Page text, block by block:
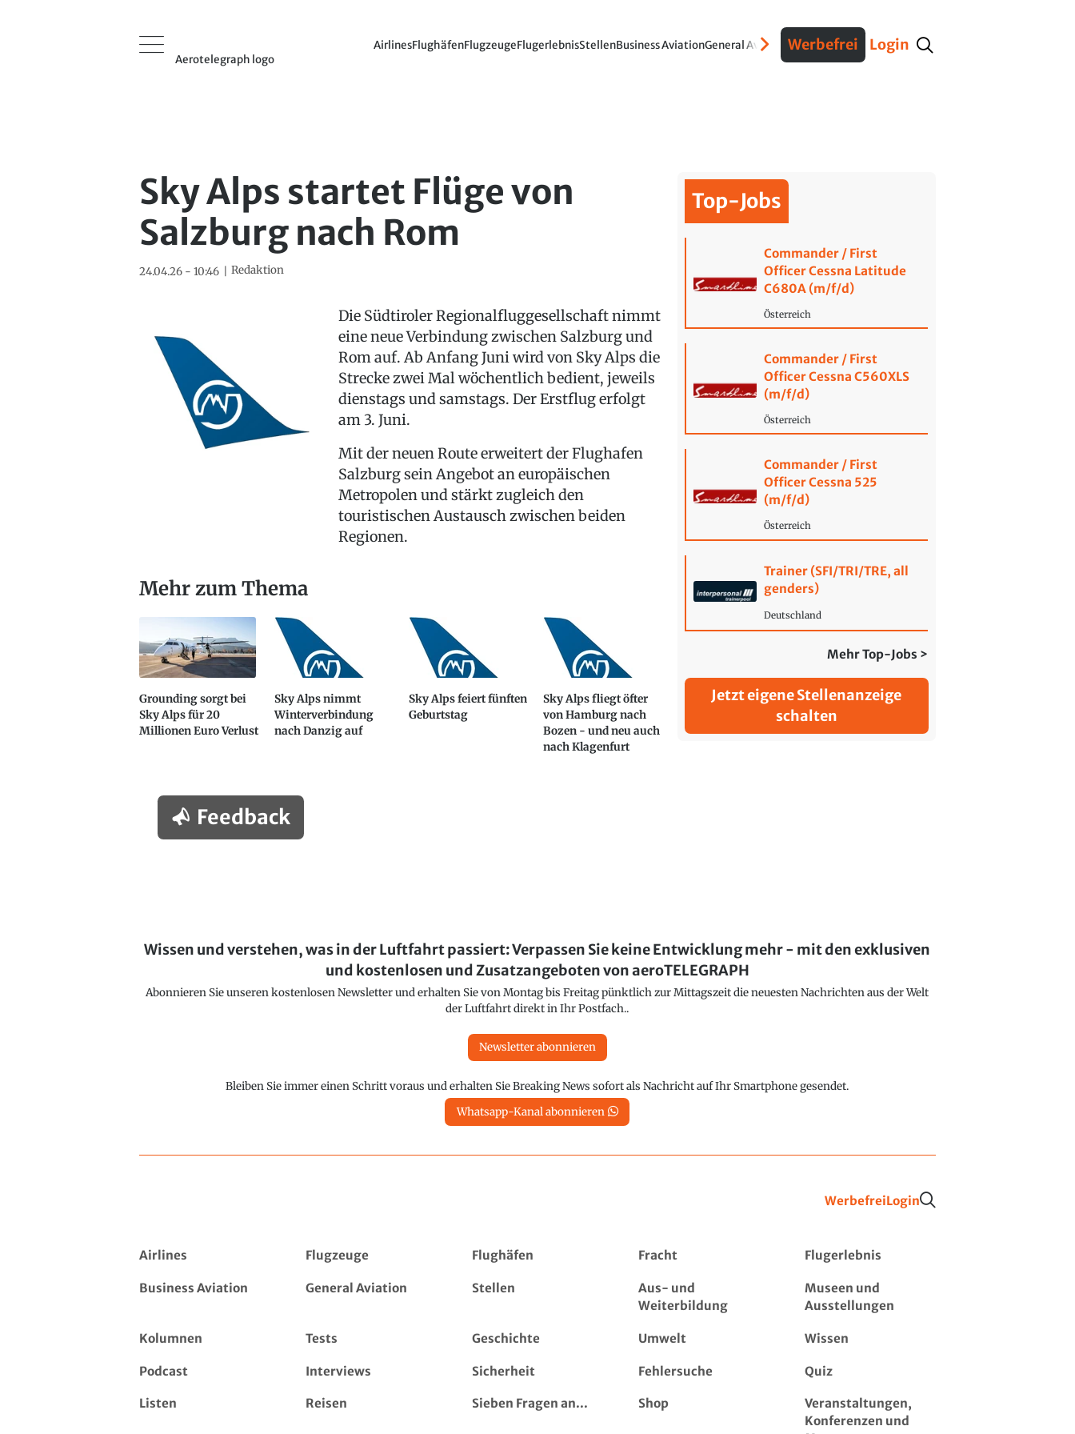
Aerotelegraph logo
AirlinesFlughäfenFlugzeugeFlugerlebnisStellenBusiness AviationGeneral AviationVerteidigungInterviews Fracht
Werbefrei Login
Sky Alps startet Flüge von
Salzburg nach Rom
24.04.26 - 10:46 Redaktion
Die Südtiroler Regionalfluggesellschaft nimmt
eine neue Verbindung zwischen Salzburg und
Rom auf. Ab Anfang Juni wird von Sky Alps die
Strecke zwei Mal wöchentlich bedient, jeweils
dienstags und samstags. Der Erstflug erfolgt
am 3. Juni.
Mit der neuen Route erweitert der Flughafen
Salzburg sein Angebot an europäischen
Metropolen und stärkt zugleich den
touristischen Austausch zwischen beiden
Regionen.
Mehr zum Thema
Grounding sorgt bei
Sky Alps für 20
Millionen Euro Verlust
Sky Alps nimmt
Winterverbindung
nach Danzig auf
Sky Alps feiert fünften
Geburtstag
Sky Alps fliegt öfter
von Hamburg nach
Bozen - und neu auch
nach Klagenfurt
Feedback
Top-Jobs
Commander / First
Officer Cessna Latitude
C680A (m/f/d)
Österreich
Commander / First
Officer Cessna C560XLS
(m/f/d)
Österreich
Commander / First
Officer Cessna 525
(m/f/d)
Österreich
Trainer (SFI/TRI/TRE, all
genders)
Deutschland
Mehr Top-Jobs >
Jetzt eigene Stellenanzeige
schalten
Wissen und verstehen, was in der Luftfahrt passiert: Verpassen Sie keine Entwicklung mehr - mit den exklusiven
und kostenlosen und Zusatzangeboten von aeroTELEGRAPH
Abonnieren Sie unseren kostenlosen Newsletter und erhalten Sie von Montag bis Freitag pünktlich zur Mittagszeit die neuesten Nachrichten aus der Welt
der Luftfahrt direkt in Ihr Postfach..
Newsletter abonnieren
Bleiben Sie immer einen Schritt voraus und erhalten Sie Breaking News sofort als Nachricht auf Ihr Smartphone gesendet.
Whatsapp-Kanal abonnieren
WerbefreiLogin
Airlines Flugzeuge Flughäfen Fracht Flugerlebnis
Business Aviation General Aviation Stellen
Aus- und
Weiterbildung
Museen und
Ausstellungen
Kolumnen Tests Geschichte Umwelt Wissen
Podcast Interviews Sicherheit Fehlersuche Quiz
Listen Reisen Sieben Fragen an... Shop
Veranstaltungen,
Konferenzen und